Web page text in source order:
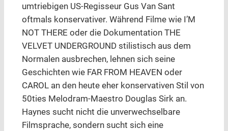
umtriebigen US-Regisseur Gus Van Sant
oftmals konservativer. Während Filme wie I’M
NOT THERE oder die Dokumentation THE
VELVET UNDERGROUND stilistisch aus dem
Normalen ausbrechen, lehnen sich seine
Geschichten wie FAR FROM HEAVEN oder
CAROL an den heute eher konservativen Stil von
50ties Melodram-Maestro Douglas Sirk an.
Haynes sucht nicht die unverwechselbare
Filmsprache, sondern sucht sich eine